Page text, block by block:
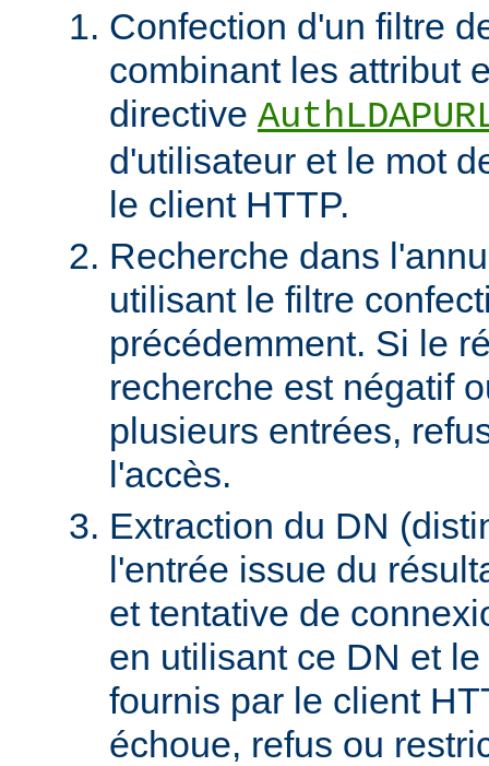
Confection d'un filtre
combinant les attribut
directive
d'utilisateur et le mot
le client HTTP.
Recherche dans
utilisant le filtre
précédemment. Si le
recherche est négatif
plusieurs entrées,
l'accès.
Extraction du DN
l'entrée issue du
et tentative de
en utilisant ce DN et
fournis par le client
échoue, refus ou